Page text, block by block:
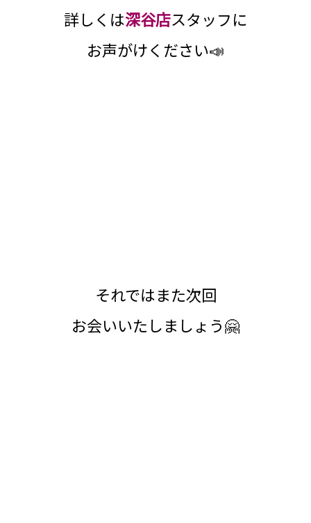
詳しくは深谷店スタッフに
お声がけください📣
それではまた次回
お会いいたしましょう🤗